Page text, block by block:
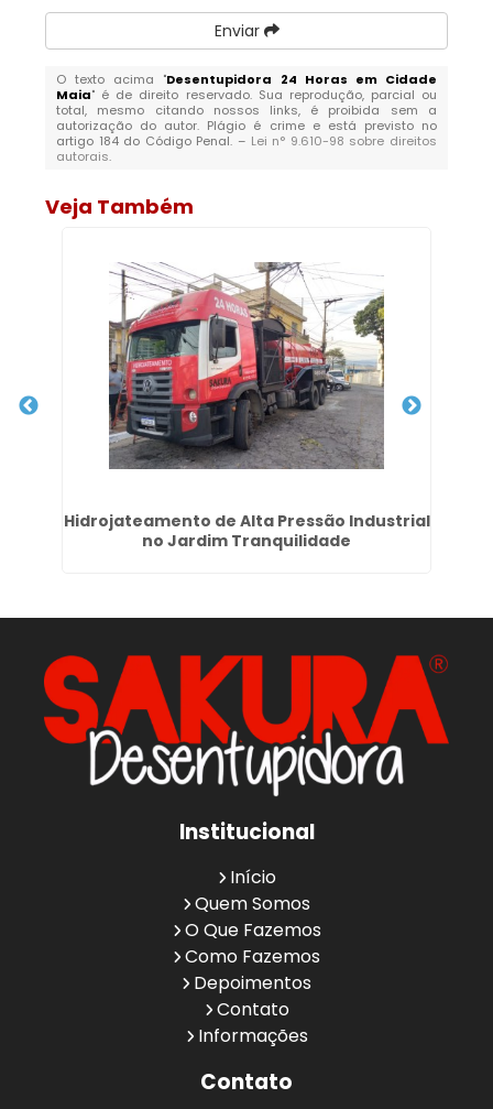
Enviar
O texto acima "Desentupidora 24 Horas em Cidade
Maia" é de direito reservado. Sua reprodução, parcial ou
total, mesmo citando nossos links, é proibida sem a
autorização do autor. Plágio é crime e está previsto no
artigo 184 do Código Penal. – Lei n° 9.610-98 sobre direitos
autorais.
Veja Também
Hidrojateamento de Alta Pressão Industrial
no Jardim Tranquilidade
Institucional
Início
Quem Somos
O Que Fazemos
Como Fazemos
Depoimentos
Contato
Informações
Contato